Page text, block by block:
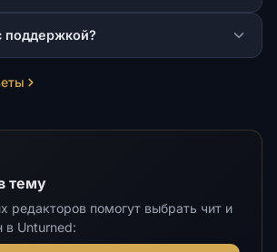
поддержкой?
тему
редакторов помогут выбрать чит и
в Unturned: